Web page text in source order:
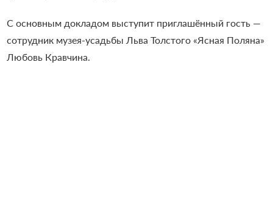
С основным докладом выступит приглашённый гость —
сотрудник музея-усадьбы Льва Толстого «Ясная Поляна»
Любовь Кравчина.